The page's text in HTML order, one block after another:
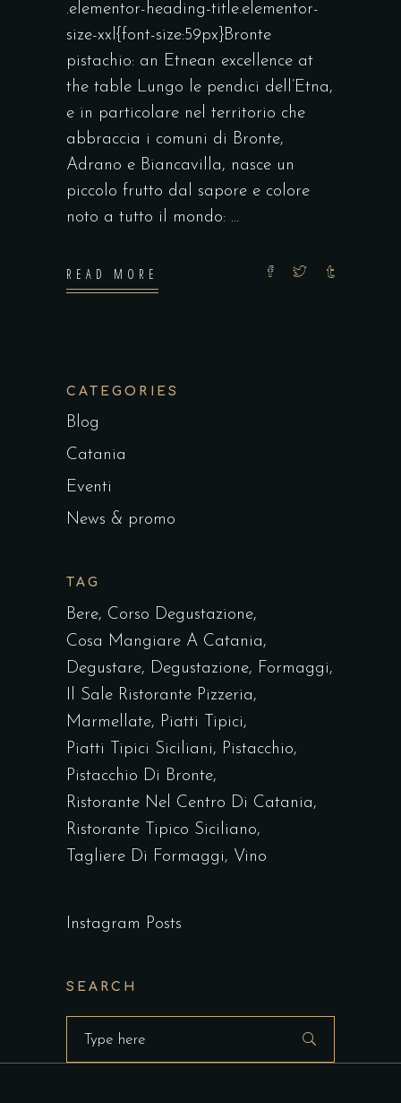
.elementor-heading-title.elementor-
size-xxl{font-size:59px}Bronte
pistachio: an Etnean excellence at
the table Lungo le pendici dell’Etna,
e in particolare nel territorio che
abbraccia i comuni di Bronte,
Adrano e Biancavilla, nasce un
piccolo frutto dal sapore e colore
noto a tutto il mondo:
READ MORE
CATEGORIES
Blog
Catania
Eventi
News & promo
TAG
Bere Corso Degustazione
Cosa Mangiare A Catania
Degustare
Degustazione
Formaggi
Il Sale Ristorante Pizzeria
Marmellate
Piatti Tipici
Piatti Tipici Siciliani
Pistacchio
Pistacchio Di Bronte
Ristorante Nel Centro Di Catania
Ristorante Tipico Siciliano
Tagliere Di Formaggi
Vino
Instagram Posts
SEARCH
Search